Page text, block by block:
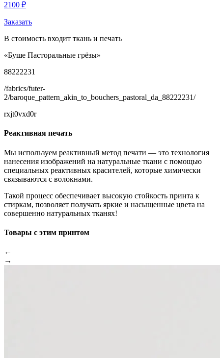
2100 ₽
Заказать
В стоимость входит ткань и печать
«Буше Пасторальные грёзы»
88222231
/fabrics/futer-
2/baroque_pattern_akin_to_bouchers_pastoral_da_88222231/
rxjt0vxd0r
Реактивная печать
Мы используем реактивный метод печати — это технология
нанесения изображений на натуральные ткани с помощью
специальных реактивных красителей, которые химически
связываются с волокнами.
Такой процесс обеспечивает высокую стойкость принта к
стиркам, позволяет получать яркие и насыщенные цвета на
совершенно натуральных тканях!
Товары с этим принтом
←
→